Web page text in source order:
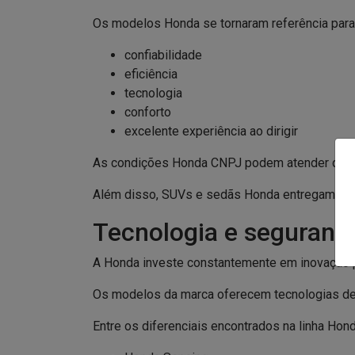
Os modelos Honda se tornaram referência
confiabilidade
eficiência
tecnologia
conforto
excelente experiência ao dirigir
As condições Honda CNPJ podem atender
Além disso, SUVs e sedãs Honda entregam
Tecnologia e
A Honda investe constantemente em
Os modelos da marca oferecem tecnologias
Entre os diferenciais encontrados na linha